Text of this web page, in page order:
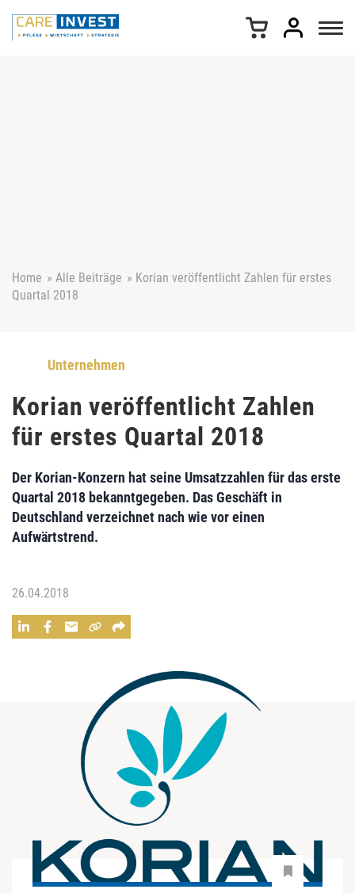
Home » Alle Beiträge » Korian veröffentlicht Zahlen für erstes
Quartal 2018
Unternehmen
Korian veröffentlicht Zahlen
für erstes Quartal 2018
Der Korian-Konzern hat seine Umsatzzahlen für das erste
Quartal 2018 bekanntgegeben. Das Geschäft in
Deutschland verzeichnet nach wie vor einen
Aufwärtstrend.
26.04.2018